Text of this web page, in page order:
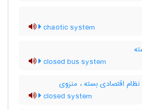
chaotic system
closed bus system
اقتصادی بسته ، منزوی
closed system